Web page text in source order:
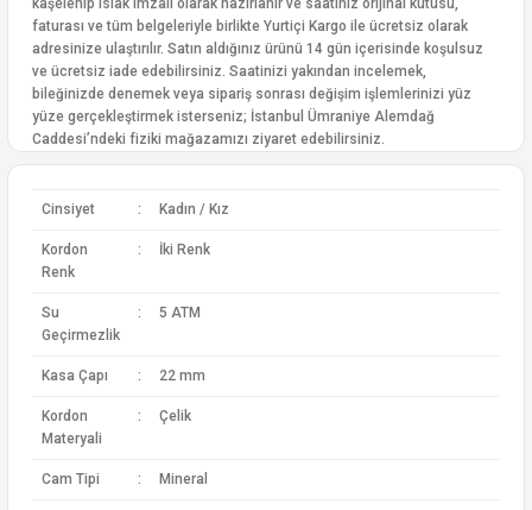
kaşelenip ıslak imzalı olarak hazırlanır ve saatiniz orijinal kutusu,
faturası ve tüm belgeleriyle birlikte Yurtiçi Kargo ile ücretsiz olarak
adresinize ulaştırılır. Satın aldığınız ürünü 14 gün içerisinde koşulsuz
ve ücretsiz iade edebilirsiniz. Saatinizi yakından incelemek,
bileğinizde denemek veya sipariş sonrası değişim işlemlerinizi yüz
yüze gerçekleştirmek isterseniz; İstanbul Ümraniye Alemdağ
Caddesi’ndeki fiziki mağazamızı ziyaret edebilirsiniz.
Cinsiyet : Kadın / Kız
Kordon
Renk
: İki Renk
Su
Geçirmezlik
: 5 ATM
Kasa Çapı : 22 mm
Kordon
Materyali
: Çelik
Cam Tipi : Mineral